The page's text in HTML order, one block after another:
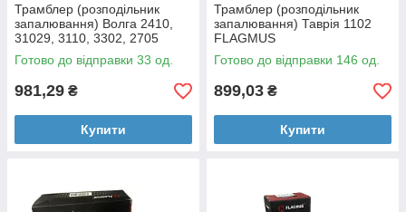
Трамблер (розподільник
запалювання) Волга 2410,
31029, 3110, 3302, 2705
безконтактний FLAGMUS
Готово до відправки 33 од.
981,29 ₴
Купити
Трамблер (розподільник
запалювання) Таврія 1102
FLAGMUS
Готово до відправки 146 од.
899,03 ₴
Купити